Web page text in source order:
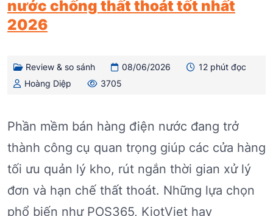
nước chống thất thoát tốt nhất
2026
Review & so sánh 08/06/2026
12 phút đọc
Hoàng Diệp
3705
Phần mềm bán hàng điện nước đang trở
thành công cụ quan trọng giúp các cửa hàng
tối ưu quản lý kho, rút ngắn thời gian xử lý
đơn và hạn chế thất thoát. Những lựa chọn
phổ biến như POS365, KiotViet hay